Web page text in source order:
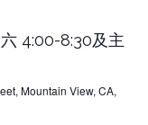
4:00-8:30及主
Mountain View, CA,